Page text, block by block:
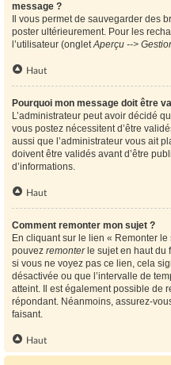
message ?
Il vous permet de sauvegarder des
poster ultérieurement. Pour les
l’utilisateur (ongletAperçu -->
Haut
Pourquoi mon message doit être
L’administrateur peut avoir décidé
vous postez nécessitent d’être
aussi que l’administrateur vous ait
doivent être validés avant d’être
d’informations.
Haut
Comment remonter mon sujet ?
En cliquant sur le lien « Remonter
pouvez remonterle sujet en haut du
si vous ne voyez pas ce lien, cela
désactivée ou que l’intervalle de
atteint. Il est également possible de
répondant. Néanmoins, assurez-
faisant.
Haut